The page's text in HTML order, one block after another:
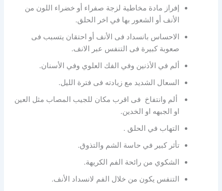
إفراز مادة مخاطية لزجة صفراء أو خضراء اللون من
الأنف أو الشعور بها في اخر الحلق.
الاحساس بانسداد فى الأنف أو احتقان يتسبب فى
صعوبة كبيرة فى التنفس عبر الانف.
ألم في الأذنين وفي الفك العلوي وفي الأسنان.
السعال الشديد مع زيادته فى فترة الليل.
ألم وانتفاخ فى اقرب مكان للجيب المصاب مثل العين
او الجبهه او الخدين.
التهاب في الحلق .
تأثر كبير في حاسة الشم والتذوق.
الشكوي من رائحة الفم الكريهة.
التنفس يكون من خلال الفم لانسداد الأنف.